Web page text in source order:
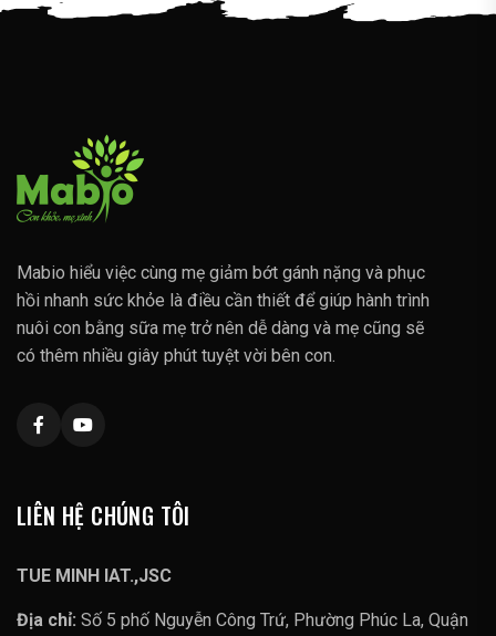
Mabio hiểu việc cùng mẹ giảm bớt gánh nặng và phục
hồi nhanh sức khỏe là điều cần thiết để giúp hành trình
nuôi con bằng sữa mẹ trở nên dễ dàng và mẹ cũng sẽ
có thêm nhiều giây phút tuyệt vời bên con.
LIÊN HỆ CHÚNG TÔI
TUE MINH IAT.,JSC
Địa chỉ: Số 5 phố Nguyễn Công Trứ, Phường Phúc La, Quận